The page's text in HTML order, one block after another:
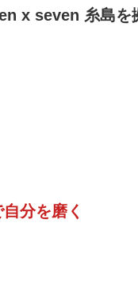
x seven 糸島を
分を磨く